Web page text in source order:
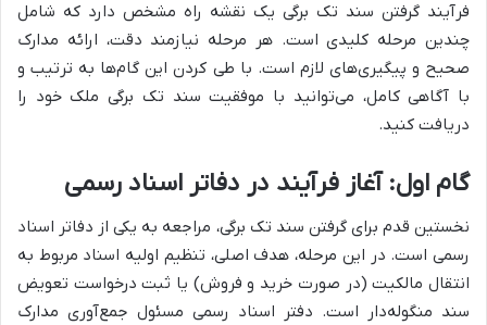
فرآیند گرفتن سند تک برگی یک نقشه راه مشخص دارد که شامل
چندین مرحله کلیدی است. هر مرحله نیازمند دقت، ارائه مدارک
صحیح و پیگیری‌های لازم است. با طی کردن این گام‌ها به ترتیب و
با آگاهی کامل، می‌توانید با موفقیت سند تک برگی ملک خود را
دریافت کنید.
گام اول: آغاز فرآیند در دفاتر اسناد رسمی
نخستین قدم برای گرفتن سند تک برگی، مراجعه به یکی از دفاتر اسناد
رسمی است. در این مرحله، هدف اصلی، تنظیم اولیه اسناد مربوط به
انتقال مالکیت (در صورت خرید و فروش) یا ثبت درخواست تعویض
سند منگوله‌دار است. دفتر اسناد رسمی مسئول جمع‌آوری مدارک